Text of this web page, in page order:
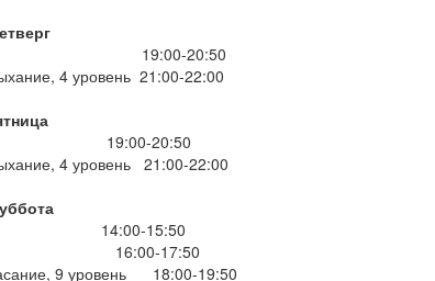
19:00-20:50
4 уровень 21:00-22:00
20:50
4 уровень 21:00-22:00
14:00-15:50
17:50
9 уровень 18:00-19:50